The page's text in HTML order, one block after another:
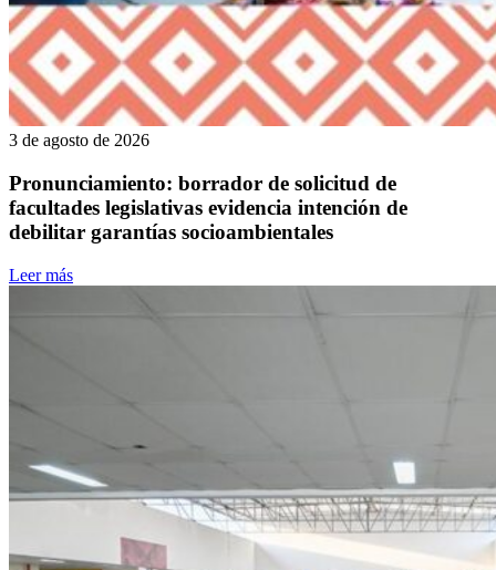
3 de agosto de 2026
Pronunciamiento: borrador de solicitud de
facultades legislativas evidencia intención de
debilitar garantías socioambientales
Leer más